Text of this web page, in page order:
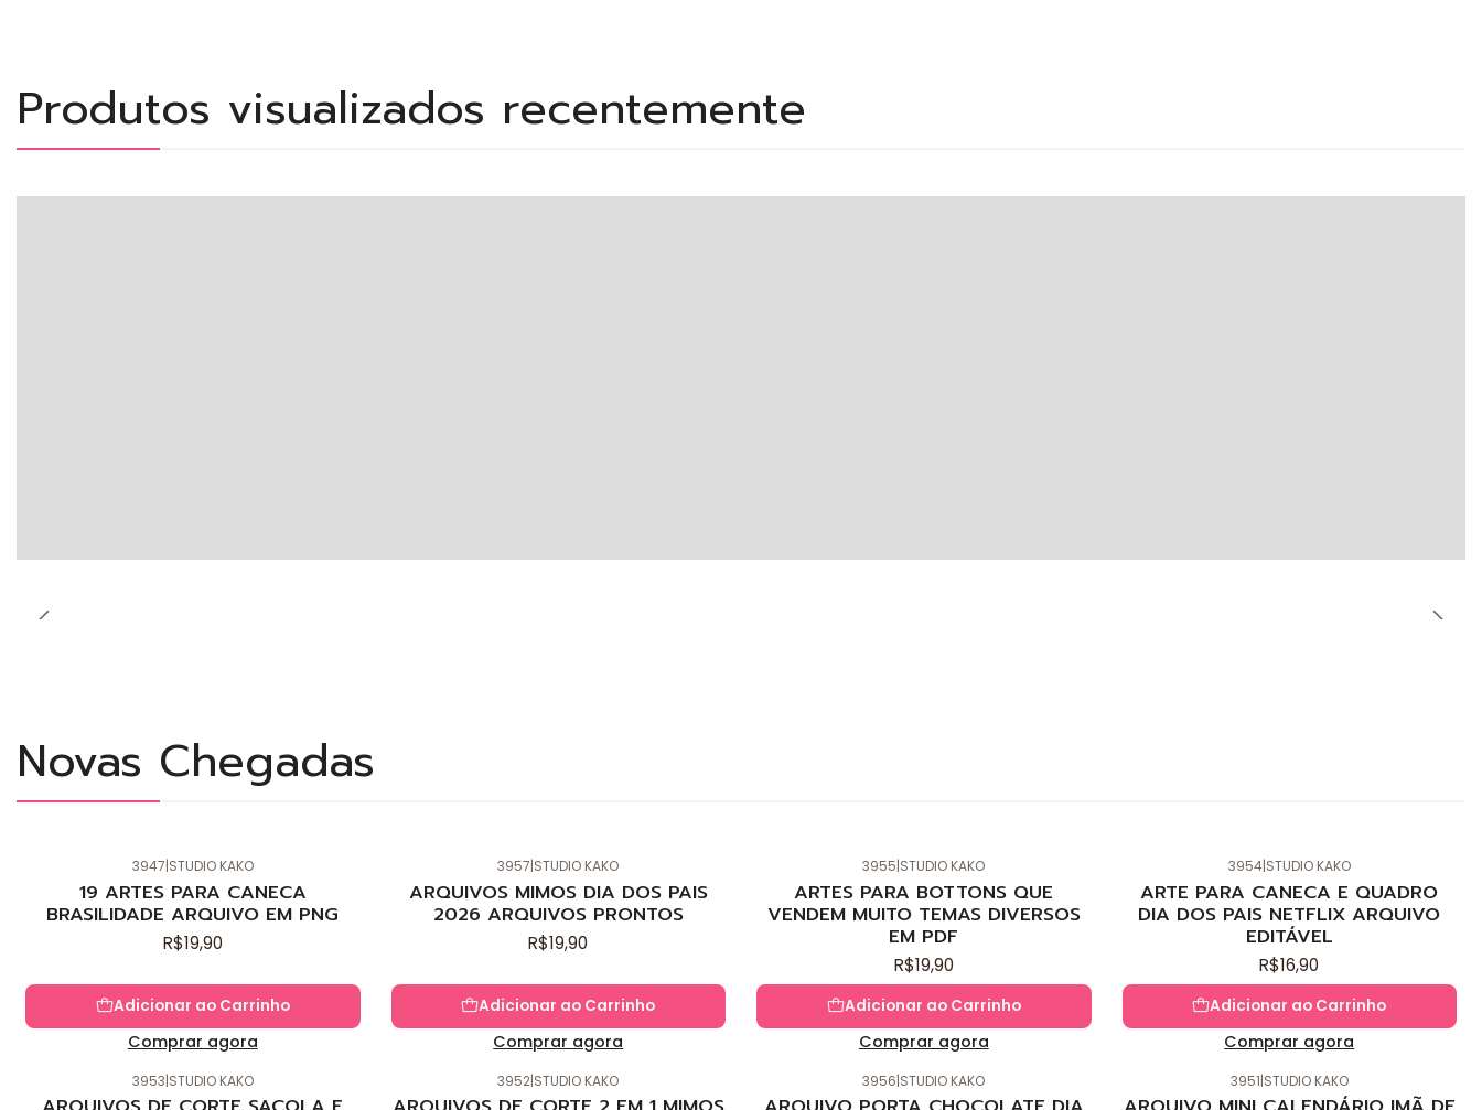
Produtos visualizados recentemente
Novas Chegadas
3947|STUDIO KAKO
19 ARTES PARA CANECA
BRASILIDADE ARQUIVO EM PNG
R$19,90
Adicionar ao Carrinho
Comprar agora
3957|STUDIO KAKO
ARQUIVOS MIMOS DIA DOS PAIS
2026 ARQUIVOS PRONTOS
R$19,90
Adicionar ao Carrinho
Comprar agora
3955|STUDIO KAKO
ARTES PARA BOTTONS QUE
VENDEM MUITO TEMAS DIVERSOS
EM PDF
R$19,90
Adicionar ao Carrinho
Comprar agora
3954|STUDIO KAKO
ARTE PARA CANECA E QUADRO
DIA DOS PAIS NETFLIX ARQUIVO
EDITÁVEL
R$16,90
Adicionar ao Carrinho
Comprar agora
3953|STUDIO KAKO 3952|STUDIO KAKO 3956|STUDIO KAKO 3951|STUDIO KAKO